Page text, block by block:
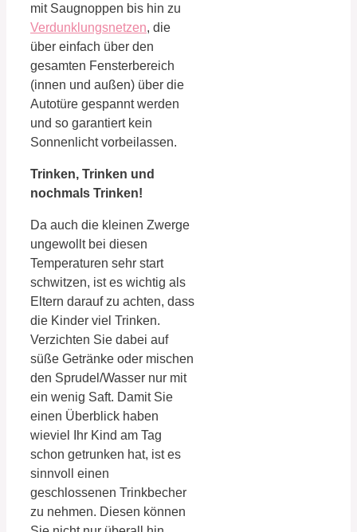
mit Saugnoppen bis hin zu
Verdunklungsnetzen, die
über einfach über den
gesamten Fensterbereich
(innen und außen) über die
Autotüre gespannt werden
und so garantiert kein
Sonnenlicht vorbeilassen.
Trinken, Trinken und
nochmals Trinken!
Da auch die kleinen Zwerge
ungewollt bei diesen
Temperaturen sehr start
schwitzen, ist es wichtig als
Eltern darauf zu achten, dass
die Kinder viel Trinken.
Verzichten Sie dabei auf
süße Getränke oder mischen
den Sprudel/Wasser nur mit
ein wenig Saft. Damit Sie
einen Überblick haben
wieviel Ihr Kind am Tag
schon getrunken hat, ist es
sinnvoll einen
geschlossenen Trinkbecher
zu nehmen. Diesen können